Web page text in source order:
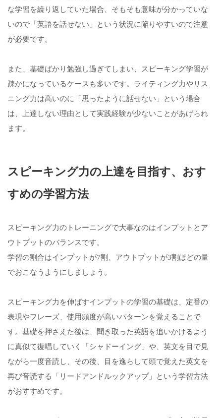
な学習を繰り返していた場合、そもそも意味が分かっていな
いので「英語を話せない」という状況に陥りやすいので注意
が必要です。
また、基礎ばかり勉強し過ぎてしまい、スピーキング学習が
疎かになっているケースも多いです。ライティング力やリス
ニング力は高いのに「思ったように話せない」という場合
は、上達しない理由として実践経験が少ないことがあげられ
ます。
スピーキング力の上達を目指す、おす
すめの学習方法
スピーキング力のトレーニングで大事なのはインプットとア
ウトプットのバランスです。
学習の割合はインプットが7割、アウトプットが3割ほどの量
でおこなうようにしましょう。
スピーキング力を伸ばすインプットの学習の基礎は、定番の
表現やフレーズ、使用頻度が高いパターンを覚えることで
す。基礎を押さえた後は、聞き取った英語を追いかけるよう
に真似て復唱していく「シャドーイング」や、英文を目で見
ながら一度音読し、その後、目を逸らして頭で覚えた英文を
再び音読する「リードアンドルックアップ」という学習方法
がおすすめです。